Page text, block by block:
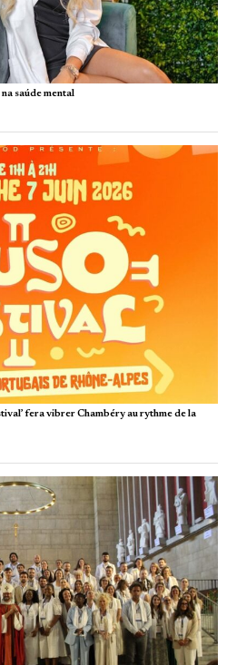
saúde mental
fera vibrer Chambéry au rythme de la